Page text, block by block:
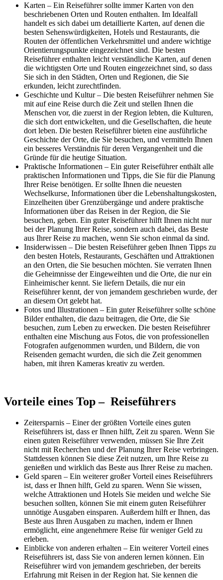
Karten – Ein Reiseführer sollte immer Karten von den
beschriebenen Orten und Routen enthalten. Im Idealfall
handelt es sich dabei um detaillierte Karten, auf denen die
besten Sehenswürdigkeiten, Hotels und Restaurants, die
Routen der öffentlichen Verkehrsmittel und andere wichtige
Orientierungspunkte eingezeichnet sind. Die besten
Reiseführer enthalten leicht verständliche Karten, auf denen
die wichtigsten Orte und Routen eingezeichnet sind, so dass
Sie sich in den Städten, Orten und Regionen, die Sie
erkunden, leicht zurechtfinden.
Geschichte und Kultur – Die besten Reiseführer nehmen Sie
mit auf eine Reise durch die Zeit und stellen Ihnen die
Menschen vor, die zuerst in der Region lebten, die Kulturen,
die sich dort entwickelten, und die Gesellschaften, die heute
dort leben. Die besten Reiseführer bieten eine ausführliche
Geschichte der Orte, die Sie besuchen, und vermitteln Ihnen
ein besseres Verständnis für deren Vergangenheit und die
Gründe für die heutige Situation.
Praktische Informationen – Ein guter Reiseführer enthält alle
praktischen Informationen und Tipps, die Sie für die Planung
Ihrer Reise benötigen. Er sollte Ihnen die neuesten
Wechselkurse, Informationen über die Lebenshaltungskosten,
Einzelheiten über Grenzübergänge und andere praktische
Informationen über das Reisen in der Region, die Sie
besuchen, geben. Ein guter Reiseführer hilft Ihnen nicht nur
bei der Planung Ihrer Reise, sondern auch dabei, das Beste
aus Ihrer Reise zu machen, wenn Sie schon einmal da sind.
Insiderwissen – Die besten Reiseführer geben Ihnen Tipps zu
den besten Hotels, Restaurants, Geschäften und Attraktionen
an den Orten, die Sie besuchen möchten. Sie verraten Ihnen
die Geheimnisse der Eingeweihten und die Orte, die nur ein
Einheimischer kennt. Sie liefern Details, die nur ein
Reiseführer kennt, der von jemandem geschrieben wurde, der
an diesem Ort gelebt hat.
Fotos und Illustrationen – Ein guter Reiseführer sollte schöne
Bilder enthalten, die dazu beitragen, die Orte, die Sie
besuchen, zum Leben zu erwecken. Die besten Reiseführer
enthalten eine Mischung aus Fotos, die von professionellen
Fotografen aufgenommen wurden, und Bildern, die von
Reisenden gemacht wurden, die sich die Zeit genommen
haben, mit ihren Kameras kreativ zu werden.
Vorteile eines Top – Reiseführers
Zeitersparnis – Einer der größten Vorteile eines guten
Reiseführers ist, dass er Ihnen hilft, Zeit zu sparen. Wenn Sie
einen guten Reiseführer verwenden, müssen Sie Ihre Zeit
nicht mit Recherchen und der Planung Ihrer Reise verbringen.
Stattdessen können Sie diese Zeit nutzen, um Ihre Reise zu
genießen und wirklich das Beste aus Ihrer Reise zu machen.
Geld sparen – Ein weiterer großer Vorteil eines Reiseführers
ist, dass er Ihnen hilft, Geld zu sparen. Wenn Sie wissen,
welche Attraktionen und Hotels Sie meiden und welche Sie
besuchen sollten, können Sie mit einem guten Reiseführer
unnötige Ausgaben einsparen. Außerdem hilft er Ihnen, das
Beste aus Ihren Ausgaben zu machen, indem er Ihnen
ermöglicht, eine angenehmere Reise für weniger Geld zu
erleben.
Einblicke von anderen erhalten – Ein weiterer Vorteil eines
Reiseführers ist, dass Sie von anderen lernen können. Ein
Reiseführer wird von jemandem geschrieben, der bereits
Erfahrung mit Reisen in der Region hat. Sie kennen die